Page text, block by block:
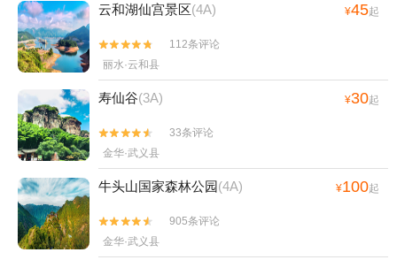
云和湖仙宫景区(4A) ¥45起


112条评论
丽水·云和县
寿仙谷(3A) ¥30起


33条评论
金华·武义县
牛头山国家森林公园(4A) ¥100起


905条评论
金华·武义县